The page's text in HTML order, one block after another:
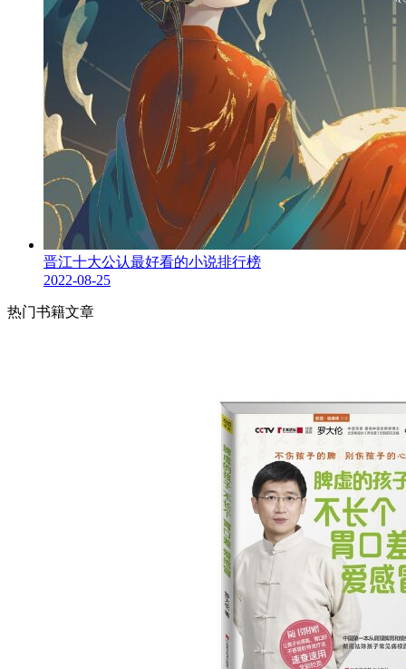
晋江十大公认最好看的小说排行榜
2022-08-25
热门书籍文章